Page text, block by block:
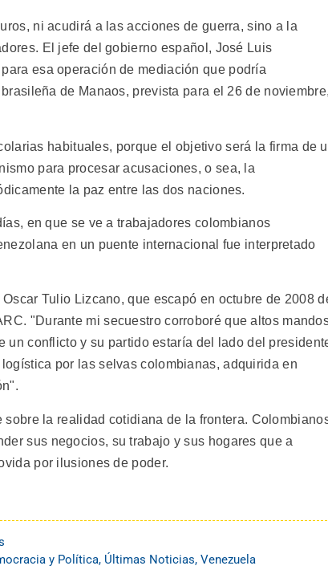
ni acudirá a las acciones de guerra, sino a la
El jefe del gobierno español, José Luis
esa operación de mediación que podría
de Manaos, prevista para el 26 de
habituales, porque el objetivo será la firma de
para procesar acusaciones, o sea, la
la paz entre las dos naciones.
en que se ve a trabajadores colombianos
en un puente internacional fue interpretado
Tulio Lizcano, que escapó en octubre de 2008
"Durante mi secuestro corroboré que altos
un conflicto y su partido estaría del lado del
por las selvas colombianas, adquirida en
la realidad cotidiana de la frontera.
sus negocios, su trabajo y sus hogares que a
por ilusiones de poder.
y Política, Últimas Noticias, Venezuela